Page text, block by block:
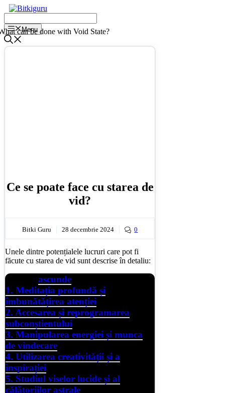
Salt
conținutMenu
Ce se poate face cu starea de
vid?
Bitki Guru 28 decembrie 2024 0
Unele dintre potențialele lucruri care pot fi
făcute cu starea de vid sunt descrise în detaliu:
Conținut
ascunde
1. Meditația profundă și
îmbunătățirea atenției
2. Accesarea și reprogramarea
subconștientului
3. Manipularea energiei și munca
de vindecare
4. Utilizarea creativității și a
inspirației
5. Studiul viselor lucide și al
călătoriilor astrale